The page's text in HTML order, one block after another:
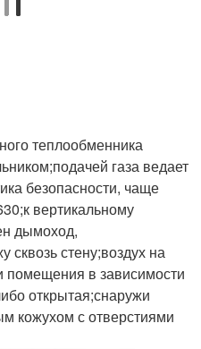
теплообменника
газа ведает
безопасности, чаще
вертикальному
дымоход,
стену;воздух на
помещения в зависимости
открытая;снаружи
кожухом с отверстиями